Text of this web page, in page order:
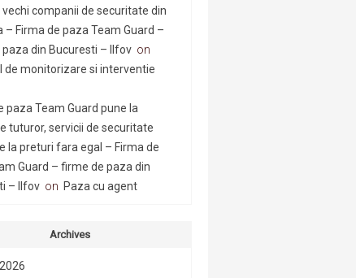
companii de securitate din
– Firma de paza Team Guard –
din Bucuresti – Ilfov on
de monitorizare si interventie
paza Team Guard pune la
tuturor, servicii de securitate
la preturi fara egal – Firma de
Guard – firme de paza din
– Ilfov on Paza cu agent
Archives